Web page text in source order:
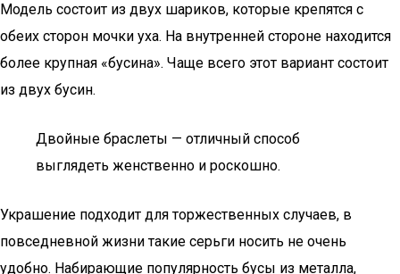
Модель состоит из двух шариков, которые крепятся с
обеих сторон мочки уха. На внутренней стороне находится
более крупная «бусина». Чаще всего этот вариант состоит
из двух бусин.
Двойные браслеты — отличный способ
выглядеть женственно и роскошно.
Украшение подходит для торжественных случаев, в
повседневной жизни такие серьги носить не очень
удобно. Набирающие популярность бусы из металла,